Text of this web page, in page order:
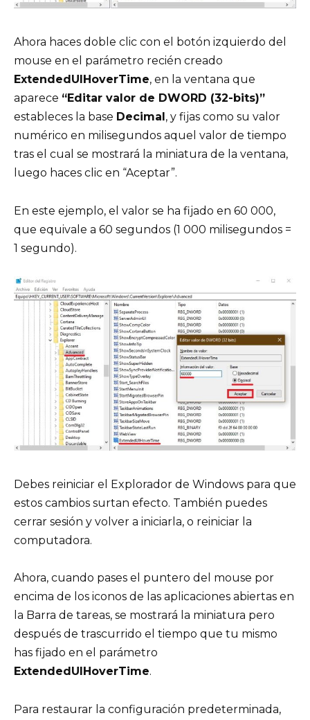
Ahora haces doble clic con el botón izquierdo del
mouse en el parámetro recién creado
ExtendedUIHoverTime, en la ventana que
aparece “Editar valor de DWORD (32-bits)”
estableces la base Decimal , y fijas como su valor
numérico en milisegundos aquel valor de tiempo
tras el cual se mostrará la miniatura de la ventana,
luego haces clic en “Aceptar”.
En este ejemplo, el valor se ha fijado en 60 000,
que equivale a 60 segundos (1 000 milisegundos =
1 segundo).
Debes reiniciar el Explorador de Windows para que
estos cambios surtan efecto. También puedes
cerrar sesión y volver a iniciarla, o reiniciar la
computadora.
Ahora, cuando pases el puntero del mouse por
encima de los iconos de las aplicaciones abiertas en
la Barra de tareas, se mostrará la miniatura pero
después de trascurrido el tiempo que tu mismo
has fijado en el parámetro
ExtendedUIHoverTime.
Para restaurar la configuración predeterminada,